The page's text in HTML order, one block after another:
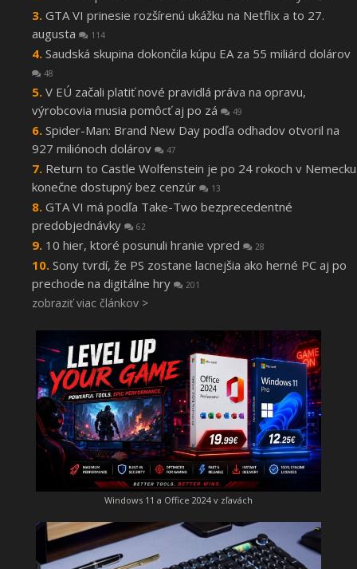
GTA VI prinesie rozšírenú ukážku na Netflix a to 27.
augusta
114
Saudská skupina dokončila kúpu EA za 55 miliárd dolárov
48
V EÚ začali platiť nové pravidlá práva na opravu,
výrobcovia musia pomôcť aj po zá
49
Spider-Man: Brand New Day podľa odhadov otvoril na
927 miliónoch dolárov
47
Return to Castle Wolfenstein je po 24 rokoch v Nemecku
konečne dostupný bez cenzúr
13
GTA VI má podľa Take-Two bezprecedentné
predobjednávky
62
10 hier, ktoré posunuli hranie vpred 28
Sony tvrdí, že PS zostane lacnejšia ako herné PC aj po
prechode na digitálne hry
201
zobraziť viac článkov >
Windows 11 a Office 2024 v zľavách